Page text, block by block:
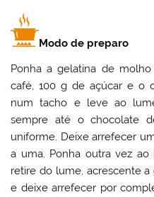
Modo de preparo
Ponha a gelatina de
café, 100 g de açúcar e o
num tacho e leve ao
sempre até o chocolate
uniforme. Deixe arrefecer
a uma. Ponha outra vez
retire do lume, acrescente
e deixe arrefecer por